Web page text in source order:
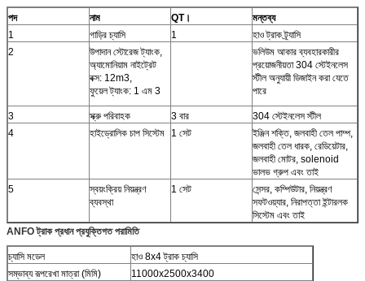
পদ নাম QT।
মন্তব্য
1
গাড়ির চ্যাসি 1
হাও ট্রাক ট্র্যাসি
2
উপাদান স্টোরেজ ট্যাংক,
অ্যামোনিয়াম নাইট্রেট
বক্স: 12m3,
ফুয়েল ট্যাংক: 1 এম 3
ভলিউম আকার ব্যবহারকারীর
প্রয়োজনীয়তা 304 স্টেইনলেস
স্টীল অনুযায়ী ডিজাইন করা যেতে
পারে
3 স্ক্রু পরিবাহক 3 বার
304 স্টেইনলেস স্টীল
4
হাইড্রোলিক চাপ সিস্টেম 1 সেট
ইঞ্জিন শক্তি, জলবাহী তেল পাম্প,
জলবাহী তেল ধারক, রেডিয়েটার,
জলবাহী মোটর, solenoid
ভালভ গ্রুপ এবং তাই
5
স্বয়ংক্রিয় নিয়ন্ত্রণ
ব্যবস্থা
1 সেট
সেন্সর, কম্পিউটার, নিয়ন্ত্রণ
সফটওয়্যার, নিরাপত্তা ইন্টারলক
সিস্টেম এবং তাই
ANFO ট্রাক প্রধান প্রযুক্তিগত পরামিতি
চ্যাসি মডেল
হাও 8x4 ট্রাক চ্যাসি
সম্ভাব্য রূপরেখা মাত্রা (মিমি)
11000x2500x3400